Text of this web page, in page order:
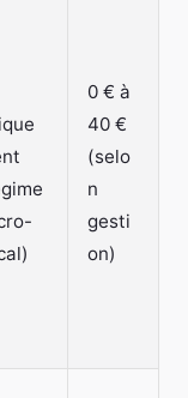
0 € à
40 €
(selo
n
gesti
on)